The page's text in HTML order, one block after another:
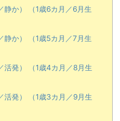
静か） （1歳6カ月／6月生
静か） （1歳5カ月／7月生
活発） （1歳4カ月／8月生
活発） （1歳3カ月／9月生